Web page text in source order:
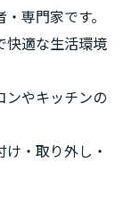
専門家です。
快適な生活環境
やキッチンの
・取り外し・